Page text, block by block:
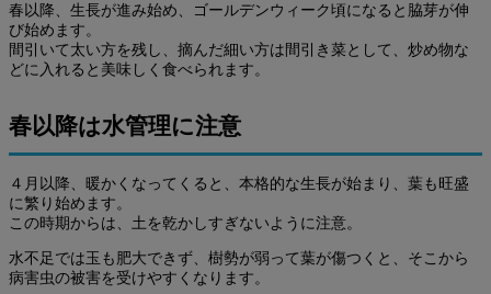
春以降、生長が進み始め、ゴールデンウィーク頃になると脇芽が伸
び始めます。
間引いて太い方を残し、摘んだ細い方は間引き菜として、炒め物な
どに入れると美味しく食べられます。
春以降は水管理に注意
４月以降、暖かくなってくると、本格的な生長が始まり、葉も旺盛
に繁り始めます。
この時期からは、土を乾かしすぎないように注意。
水不足では玉も肥大できず、樹勢が弱って葉が傷つくと、そこから
病害虫の被害を受けやすくなります。